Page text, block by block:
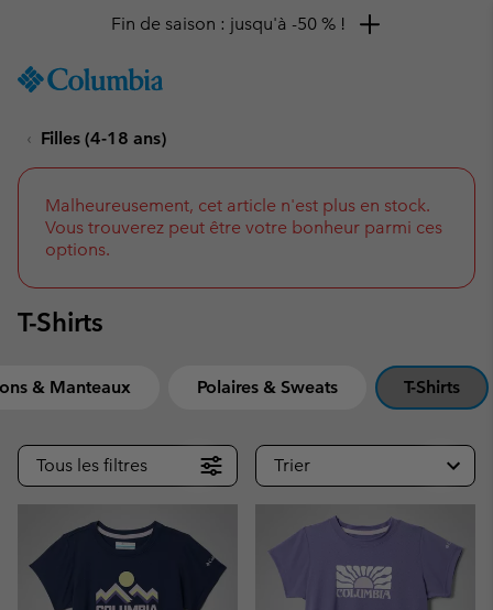
TO
SKIP
NAV
SKIP
TO
SEARCH
Remise de 10 % à saisir
Filles (4-18 ans)
Malheureusement, cet article n'est plus en stock.
Vous trouverez peut être votre bonheur parmi ces
options.
T-Shirts
& Manteaux Polaires & Sweats T-Shirts
Tous les filtres Trier